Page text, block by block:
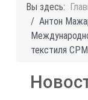
Вы здесь:
Антон
текстиля